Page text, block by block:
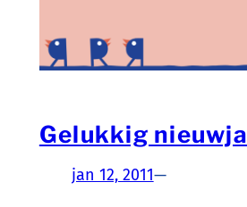
Gelukkig
jan 12, 2011—